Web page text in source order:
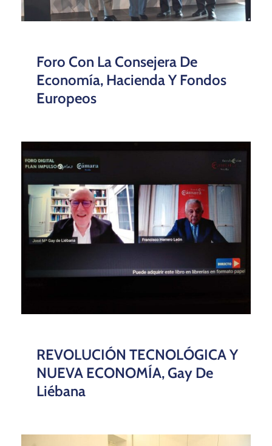
Foro Con La Consejera De
Economía, Hacienda Y Fondos
Europeos
REVOLUCIÓN TECNOLÓGICA Y
NUEVA ECONOMÍA, Gay De
Liébana